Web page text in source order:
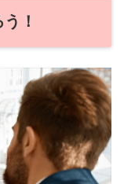
！